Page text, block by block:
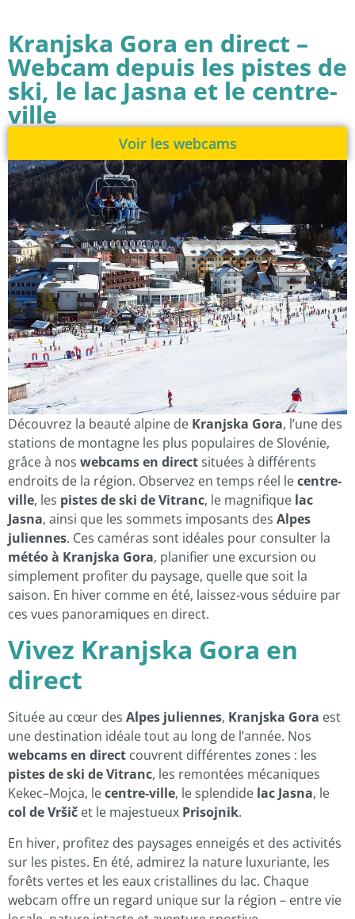
Kranjska Gora en direct –
Webcam depuis les pistes de
ski, le lac Jasna et le centre-
ville
Voir les webcams
Découvrez la beauté alpine de Kranjska Gora, l’une des
stations de montagne les plus populaires de Slovénie,
grâce à nos webcams en directsituées à différents
endroits de la région. Observez en temps réel lecentre-
ville, les pistes de ski de Vitranc, le magnifique lac
Jasna, ainsi que les sommets imposants des Alpes
juliennes. Ces caméras sont idéales pour consulter la
météo à Kranjska Gora, planifier une excursion ou
simplement profiter du paysage, quelle que soit la
saison. En hiver comme en été, laissez-vous séduire par
ces vues panoramiques en direct.
Vivez Kranjska Gora en
direct
Située au cœur des Alpes juliennes, Kranjska Gora est
une destination idéale tout au long de l’année. Nos
webcams en direct couvrent différentes zones : les
pistes de ski de Vitranc, les remontées mécaniques
Kekec–Mojca, lecentre-ville, le splendide lac Jasna, le
col de Vršič et le majestueux Prisojnik.
En hiver, profitez des paysages enneigés et des activités
sur les pistes. En été, admirez la nature luxuriante, les
forêts vertes et les eaux cristallines du lac. Chaque
webcam offre un regard unique sur la région – entre vie